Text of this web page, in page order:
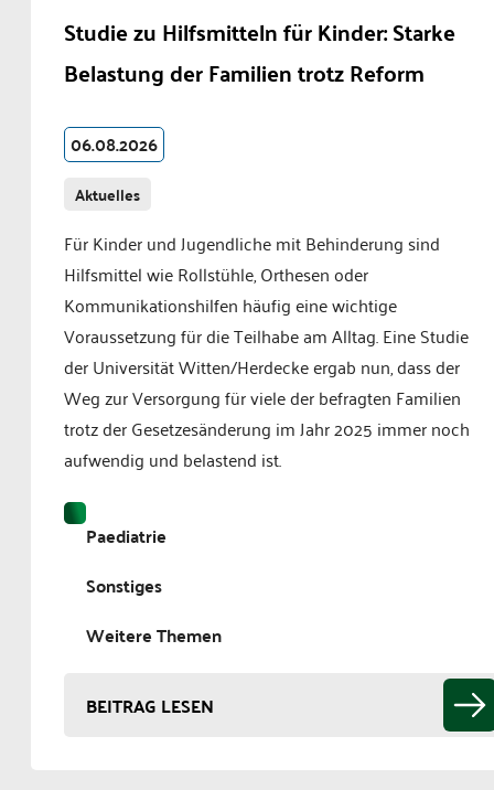
Studie zu Hilfsmitteln für Kinder: Starke
Belastung der Familien trotz Reform
06.08.2026
Aktuelles
Für Kinder und Jugendliche mit Behinderung sind
Hilfsmittel wie Rollstühle, Orthesen oder
Kommunikationshilfen häufig eine wichtige
Voraussetzung für die Teilhabe am Alltag. Eine Studie
der Universität Witten/Herdecke ergab nun, dass der
Weg zur Versorgung für viele der befragten Familien
trotz der Gesetzesänderung im Jahr 2025 immer noch
aufwendig und belastend ist.
Paediatrie
Sonstiges
Weitere Themen
BEITRAG LESEN